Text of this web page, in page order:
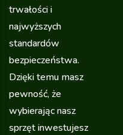
trwałości i
najwyższych
standardów
bezpieczeństwa.
Dzięki temu masz
pewność, że
wybierając nasz
sprzęt inwestujesz